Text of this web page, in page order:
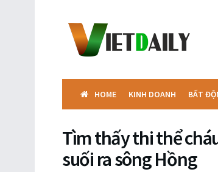
HOME KINH DOANH BẤT
Tìm thấy thi thể
suối ra sông Hồng